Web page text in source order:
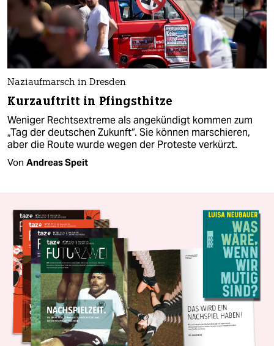
Naziaufmarsch in Dresden
Kurzauftritt in Pfingsthitze
Weniger Rechtsextreme als angekündigt kommen zum
„Tag der deutschen Zukunft“. Sie können marschieren,
aber die Route wurde wegen der Proteste verkürzt.
Von Andreas Speit